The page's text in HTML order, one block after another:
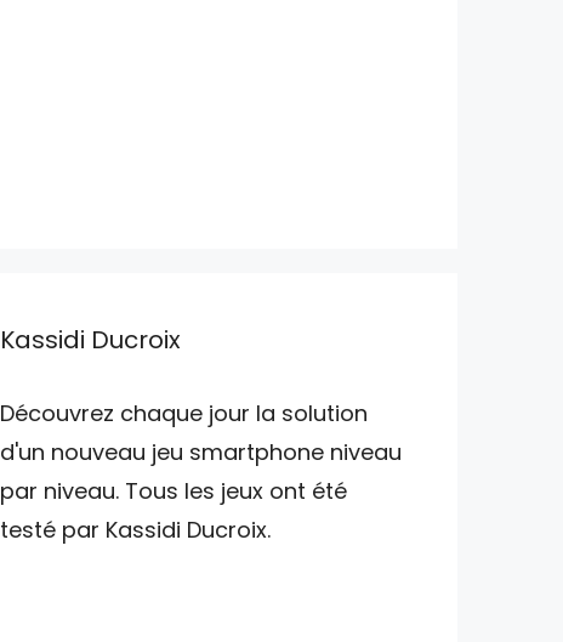
Kassidi Ducroix
Découvrez chaque jour la solution
d'un nouveau jeu smartphone niveau
par niveau. Tous les jeux ont été
testé par Kassidi Ducroix.